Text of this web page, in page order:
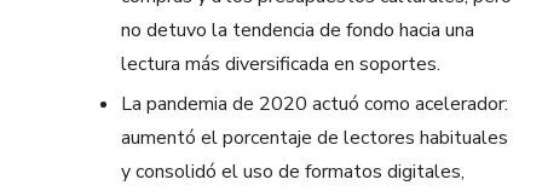
no detuvo la tendencia de fondo hacia una
lectura más diversificada en soportes.
La pandemia de 2020 actuó como acelerador:
aumentó el porcentaje de lectores habituales
y consolidó el uso de formatos digitales,